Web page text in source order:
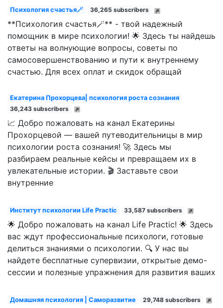
Психология счастья🪄 36,265 subscribers
**Психология счастья🪄** - твой надежный
помощник в мире психологии! 🌟 Здесь ты найдешь
ответы на волнующие вопросы, советы по
самосовершенствованию и пути к внутреннему
счастью. Для всех оплат и скидок обращай
Екатерина Прохорцева| психология роста сознания
36,243 subscribers
📈 Добро пожаловать на канал Екатерины
Прохорцевой — вашей путеводительницы в мир
психологии роста сознания! 🚀 Здесь мы
разбираем реальные кейсы и превращаем их в
увлекательные истории. 🎬 Заставьте свои
внутренние
Институт психологии Life Practic 33,587 subscribers
🌟 Добро пожаловать на канал Life Practic! 🌟 Здесь
вас ждут профессиональные психологи, готовые
делиться знаниями о психологии. 🔍 У нас вы
найдете бесплатные супервизии, открытые демо-
сессии и полезные упражнения для развития ваших
Домашняя психология | Саморазвитие 29,748 subscribers